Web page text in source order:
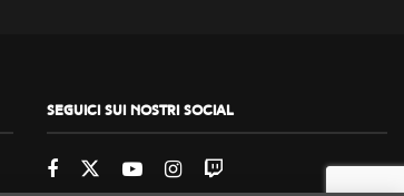
Seguici sui nostri social